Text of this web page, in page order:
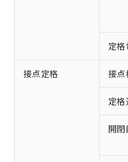
定格
接点定格 接点
定
開閉
ご利用
以下の条件を
対応済み
非含有に対応
す。
対応予定：
有に対応した
対応予定なし
非含有に非対